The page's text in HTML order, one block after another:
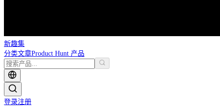
新趣集
分类文章Product Hunt 产品
登录注册